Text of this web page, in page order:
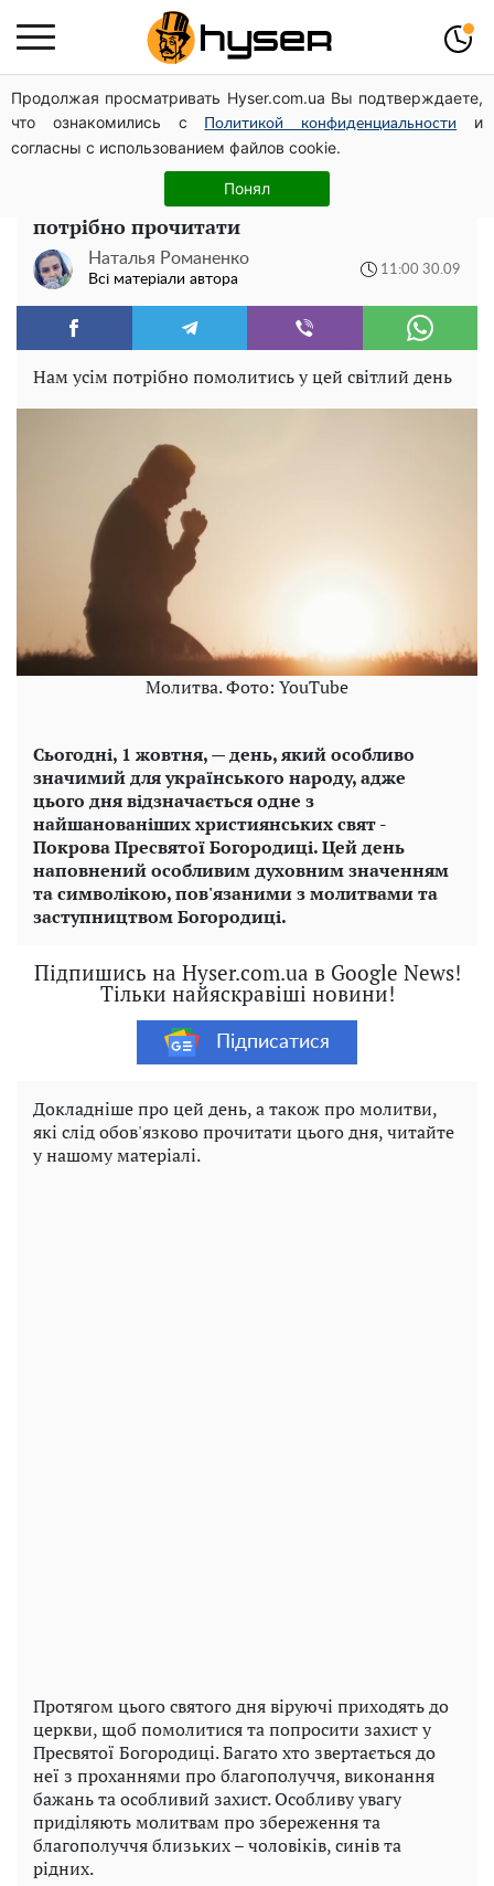
Продолжая просматривать Hyser.com.ua Вы подтверждаете,
что ознакомились с
Политикой конфиденциальности
и
согласны с использованием файлов cookie.
Понял
Гола Олена Тополя у цікавих позах змусила відвисати
щелепи: злив відео – було лише початком
Покров Пресвятої Богородиці: сильні
молитви на цей день, які обов'язково
потрібно прочитати
Наталья Романенко
Всі матеріали автора
11:00 30.09
Нам усім потрібно помолитись у цей світлий день
Молитва. Фото: YouTube
Сьогодні, 1 жовтня, — день, який особливо
значимий для українського народу, адже
цього дня відзначається одне з
найшанованіших християнських свят -
Покрова Пресвятої Богородиці. Цей день
наповнений особливим духовним значенням
та символікою, пов'язаними з молитвами та
заступництвом Богородиці.
Підпишись на Hyser.com.ua в Google News!
Тільки найяскравіші новини!
Підписатися
Докладніше про цей день, а також про молитви,
які слід обов'язково прочитати цього дня, читайте
у нашому матеріалі.
Протягом цього святого дня віруючі приходять до
церкви, щоб помолитися та попросити захист у
Пресвятої Богородиці. Багато хто звертається до
неї з проханнями про благополуччя, виконання
бажань та особливий захист. Особливу увагу
приділяють молитвам про збереження та
благополуччя близьких – чоловіків, синів та
рідних.